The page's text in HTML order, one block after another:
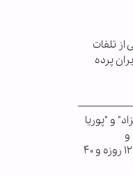
از تلفات
پرده
و "پوریا
اینترنشنال در جنگ‌های ۱۲ روزه و ۴۰